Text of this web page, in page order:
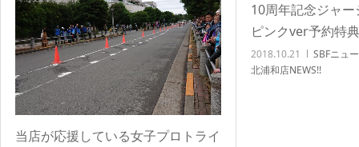
当店が応援している女子プロトライ
10周年記念ジャ
ピンクver予約特
2018.10.21
SBFニュ
北浦和店NEWS!!